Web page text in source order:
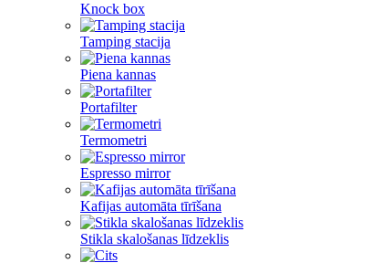
Knock box
Tamping stacija
Piena kannas
Portafilter
Termometri
Espresso mirror
Kafijas automāta tīrīšana
Stikla skalošanas līdzeklis